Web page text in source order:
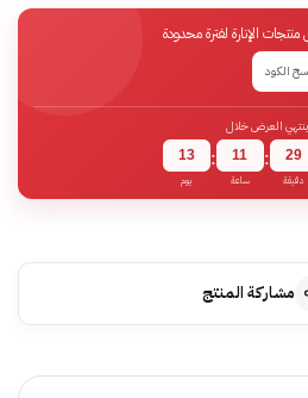
الإنارة لفترة محدودة
الكود
ينتهي العرض خلال
13
يوم
: 11
ساعة
: 29
دقيقة
مشاركة المنتج